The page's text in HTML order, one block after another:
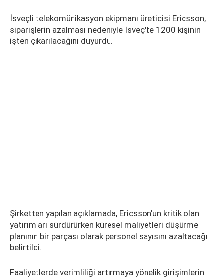
İsveçli telekomünikasyon ekipmanı üreticisi Ericsson,
siparişlerin azalması nedeniyle İsveç'te 1200 kişinin
işten çıkarılacağını duyurdu.
Şirketten yapılan açıklamada, Ericsson’un kritik olan
yatırımları sürdürürken küresel maliyetleri düşürme
planının bir parçası olarak personel sayısını azaltacağı
belirtildi.
Faaliyetlerde verimliliği artırmaya yönelik girişimlerin